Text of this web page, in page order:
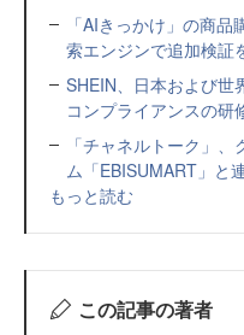
「AIきっかけ」の商
索エンジンで追加検証
SHEIN、日本および世
コンプライアンスの研
「チャネルトーク」
ム「EBISUMART」と
もっと読む
この記事の著者